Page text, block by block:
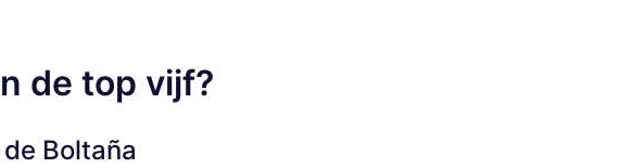
de top vijf?
Boltaña